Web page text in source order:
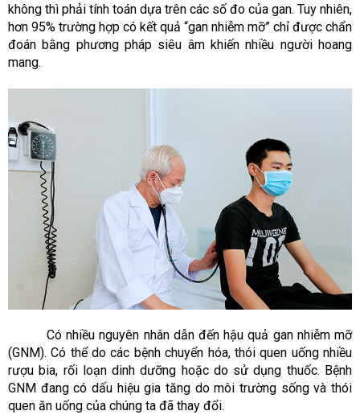
không thì phải tính toán dựa trên các số đo của gan. Tuy nhiên,
hơn 95% trường hợp có kết quả “gan nhiễm mỡ” chỉ được chẩn
đoán bằng phương pháp siêu âm khiến nhiều người hoang
mang.
Có nhiều nguyên nhân dẫn đến hậu quả gan nhiễm mỡ
(GNM). Có thể do các bệnh chuyển hóa, thói quen uống nhiều
rượu bia, rối loạn dinh dưỡng hoặc do sử dụng thuốc. Bệnh
GNM đang có dấu hiệu gia tăng do môi trường sống và thói
quen ăn uống của chúng ta đã thay đổi.